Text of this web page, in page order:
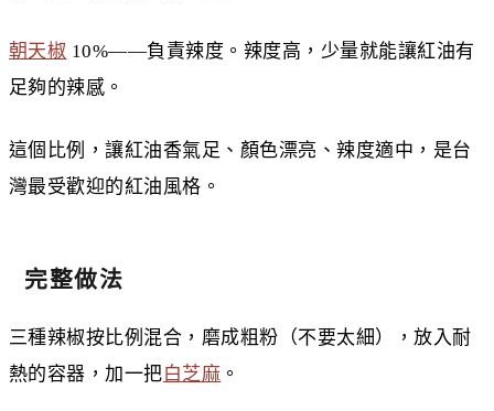
朝天椒 10%——負責辣度。辣度高，少量就能讓紅油有
足夠的辣感。
這個比例，讓紅油香氣足、顏色漂亮、辣度適中，是台
灣最受歡迎的紅油風格。
完整做法
三種辣椒按比例混合，磨成粗粉（不要太細），放入耐
熱的容器，加一把白芝麻 。